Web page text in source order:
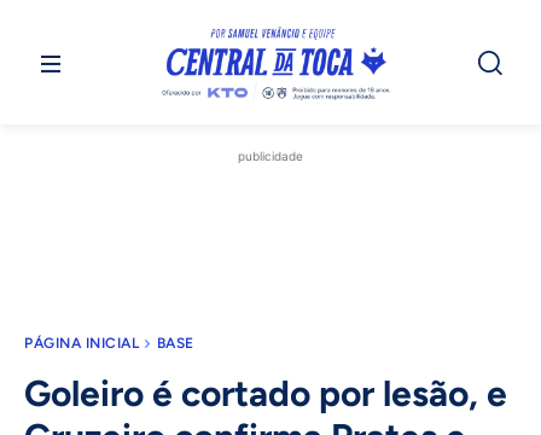
publicidade
PÁGINA INICIAL BASE
Goleiro é cortado por lesão, e